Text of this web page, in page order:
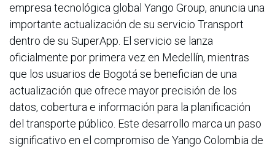
empresa tecnológica global Yango Group, anuncia una
importante actualización de su servicio Transport
dentro de su SuperApp. El servicio se lanza
oficialmente por primera vez en Medellín, mientras
que los usuarios de Bogotá se benefician de una
actualización que ofrece mayor precisión de los
datos, cobertura e información para la planificación
del transporte público. Este desarrollo marca un paso
significativo en el compromiso de Yango Colombia de